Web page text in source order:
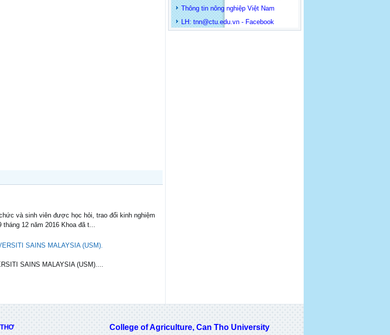
và sinh viên được học hỏi, trao đổi kinh nghiệm
12 năm 2016 Khoa đã t...
SAINS MALAYSIA (USM).
SAINS MALAYSIA (USM)....
Thông tin nông nghiệp Việt Nam
LH: tnn@ctu.edu.vn - Facebook
College of Agriculture, Can Tho University